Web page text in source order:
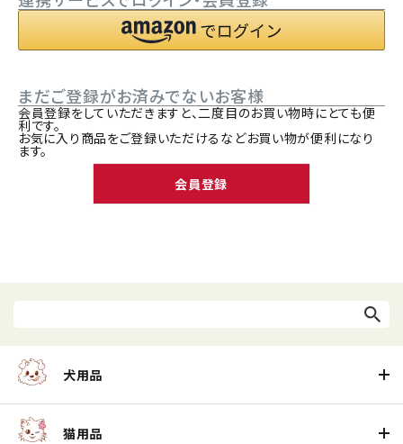
まだご登録がお済みでないお客様
会員登録をしていただきますと、二度目のお買い物時にとても便
利です。
お気に入り商品をご登録いただけるなどお買い物が便利になり
ます。
会員登録
犬用品
猫用品